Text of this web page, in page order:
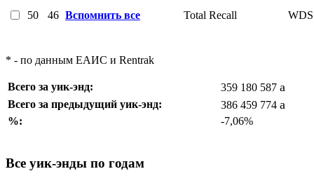
50 46 Вспомнить все Total Recall
* - по данным ЕАИС и Rentrak
Всего за уик-энд: 359 180 587 a
Всего за предыдущий уик-энд: 386 459 774 a
%: -7,06%
Все уик-энды по годам